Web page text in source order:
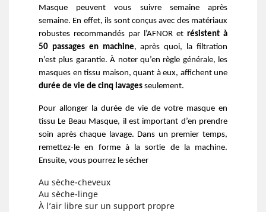
Masque peuvent vous suivre semaine après
semaine. En effet, ils sont conçus avec des matériaux
robustes recommandés par l’AFNOR et résistent à
50 passages en machine, après quoi, la filtration
n’est plus garantie. À noter qu’en règle générale, les
durée de vie de cinq lavages seulement.
Pour allonger la durée de vie de votre masque en
tissu Le Beau Masque, il est important d’en prendre
soin après chaque lavage. Dans un premier temps,
remettez-le en forme à la sortie de la machine.
Ensuite, vous pourrez le sécher
Au sèche-cheveux
Au sèche-linge
À l’air libre sur un support propre